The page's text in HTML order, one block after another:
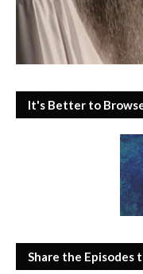
It's Better to
Share the Episodes